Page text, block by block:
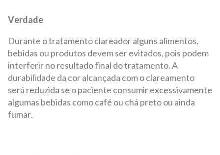
Verdade
Durante o tratamento clareador alguns alimentos,
bebidas ou produtos devem ser evitados, pois podem
interferir no resultado final do tratamento. A
durabilidade da cor alcançada com o clareamento
será reduzida se o paciente consumir excessivamente
algumas bebidas como café ou chá preto ou ainda
fumar.